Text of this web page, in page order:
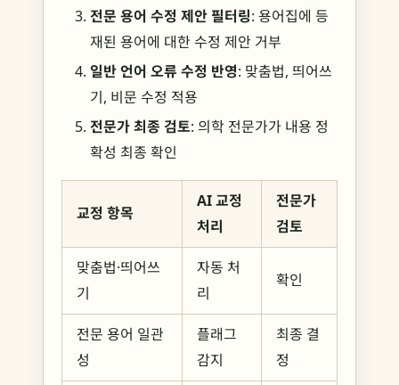
전문 용어 수정 제안 필터링: 용어집에 등
재된 용어에 대한 수정 제안 거부
일반 언어 오류 수정 반영: 맞춤법, 띄어쓰
기, 비문 수정 적용
전문가 최종 검토: 의학 전문가가 내용 정
확성 최종 확인
교정 항목
AI 교정
처리
전문가
검토
맞춤법·띄어쓰
기
자동 처
리
확인
전문 용어 일관
성
플래그
감지
최종 결
정